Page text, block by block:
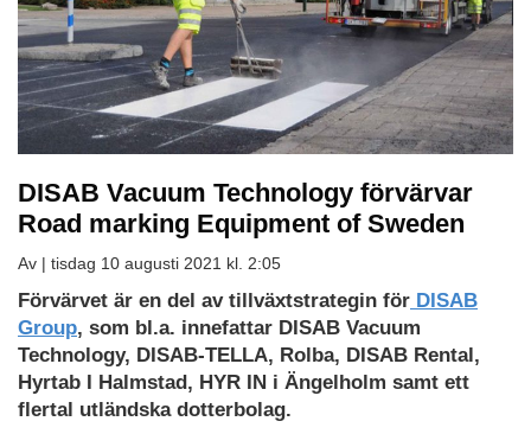
DISAB Vacuum Technology förvärvar
Road marking Equipment of Sweden
Av | tisdag 10 augusti 2021 kl. 2:05
Förvärvet är en del av tillväxtstrategin för DISAB
Group, som bl.a. innefattar DISAB Vacuum
Technology, DISAB-TELLA, Rolba, DISAB Rental,
Hyrtab I Halmstad, HYR IN i Ängelholm samt ett
flertal utländska dotterbolag.